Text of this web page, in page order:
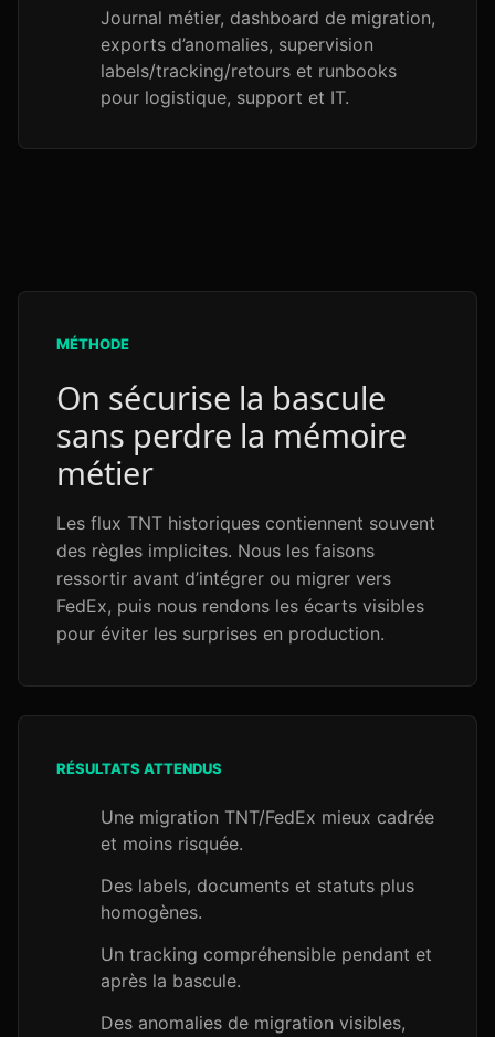
Journal métier, dashboard de migration,
exports d’anomalies, supervision
labels/tracking/retours et runbooks
pour logistique, support et IT.
MÉTHODE
On sécurise la bascule
sans perdre la mémoire
métier
Les flux TNT historiques contiennent souvent
des règles implicites. Nous les faisons
ressortir avant d’intégrer ou migrer vers
FedEx, puis nous rendons les écarts visibles
pour éviter les surprises en production.
RÉSULTATS ATTENDUS
Une migration TNT/FedEx mieux cadrée
et moins risquée.
Des labels, documents et statuts plus
homogènes.
Un tracking compréhensible pendant et
après la bascule.
Des anomalies de migration visibles,